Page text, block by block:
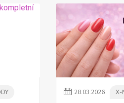
28.03.2026 X-